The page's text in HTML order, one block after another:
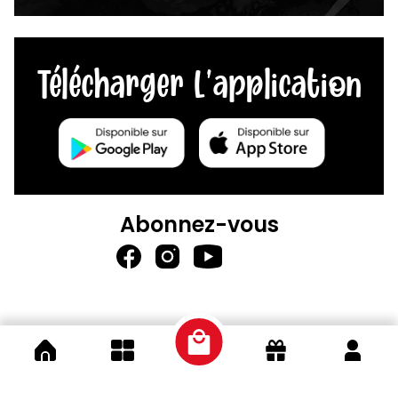
Télécharger L'application
Abonnez-vous